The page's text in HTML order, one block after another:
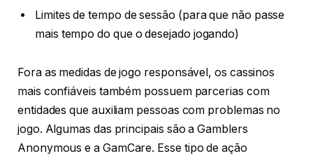
Limites de tempo de sessão (para que não passe
mais tempo do que o desejado jogando)
Fora as medidas de jogo responsável, os cassinos
mais confiáveis também possuem parcerias com
entidades que auxiliam pessoas com problemas no
jogo. Algumas das principais são a Gamblers
Anonymous e a GamCare. Esse tipo de ação